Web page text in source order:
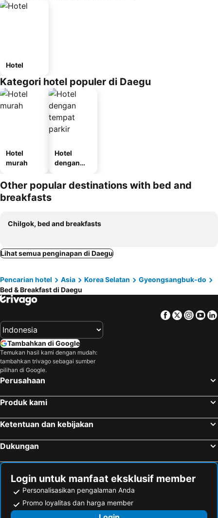
Hotel
Kategori hotel populer di Daegu
Hotel
murah
Hotel
dengan
parkir
Other popular destinations with bed and
breakfasts
Chilgok, bed and breakfasts
Lihat semua penginapan di Daegu
Pencarian hotel Asia Korea Selatan
Gyeongsangbuk-do
Bed & Breakfast di Daegu
Facebook
Twitter
Tambahkan di Google
Temukan hasil kami dengan mudah:
tambahkan trivago sebagai sumber
pilihan di Google.
Perusahaan
Produk kami
Ketentuan dan kebijakan
Dukungan
Login untuk manfaat eksklusif member
Personalisasikan pengalaman Anda
Promo loyalitas dan harga member